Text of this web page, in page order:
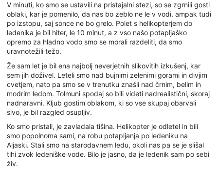
V minuti, ko smo se ustavili na pristajalni stezi, so se zgrnili gosti
oblaki, kar je pomenilo, da nas bo zeblo ne le v vodi, ampak tudi
po izstopu, saj sonce ne bo grelo. Polet s helikopterjem do
ledenika je bil hiter, le 10 minut, a z vso našo potapljaško
opremo za hladno vodo smo se morali razdeliti, da smo
uravnotežili težo.
Že sam let je bil ena najbolj neverjetnih slikovitih izkušenj, kar
sem jih doživel. Leteli smo nad bujnimi zelenimi gorami in divjim
cvetjem, nato pa smo se v trenutku znašli nad črnim, belim in
modrim ledom. Tolmuni spodaj so bili videti nadrealistični, skoraj
nadnaravni. Kljub gostim oblakom, ki so vse skupaj obarvali
sivo, je bil razgled osupljiv.
Ko smo pristali, je zavladala tišina. Helikopter je odletel in bili
smo popolnoma sami, na robu potapljanja po ledeniku na
Aljaski. Stali smo na starodavnem ledu, okoli nas pa se je slišal
tihi zvok ledeniške vode. Bilo je jasno, da je ledenik sam po sebi
živ.